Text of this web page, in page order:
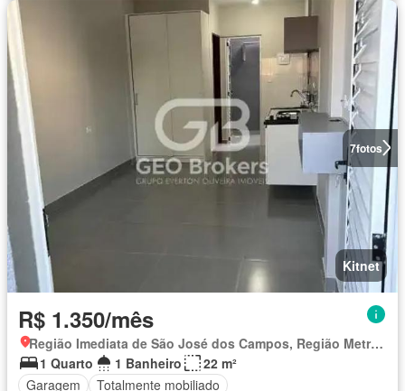
7fotos
Kitnet
R$ 1.350/mês
Região Imediata de São José dos Campos, Região Metropolitana do Vale do Paraíba e Litoral Norte
1 Quarto
1 Banheiro
22 m²
Garagem
Totalmente mobiliado